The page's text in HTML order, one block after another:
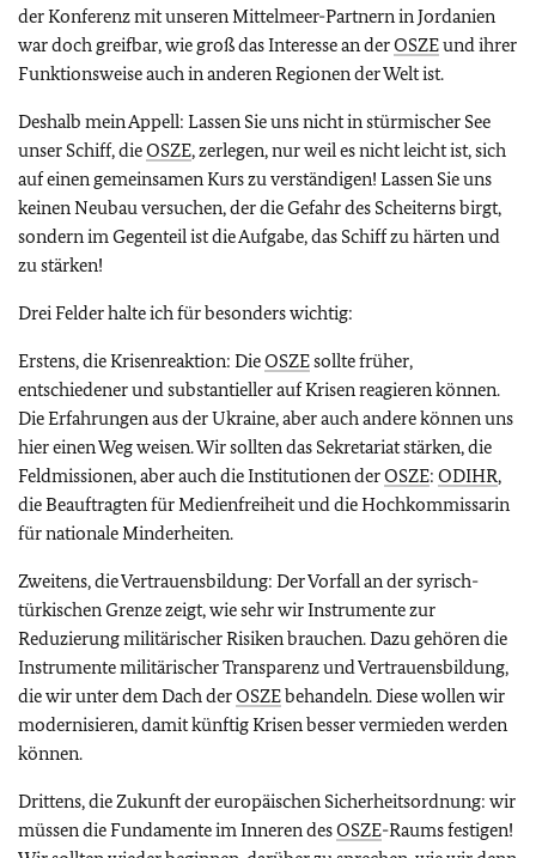
der Konferenz mit unseren Mittelmeer-Partnern in Jordanien
war doch greifbar, wie groß das Interesse an derOSZEund ihrer
Funktionsweise auch in anderen Regionen der Welt ist.
Deshalb mein Appell: Lassen Sie uns nicht in stürmischer See
unser Schiff, dieOSZE, zerlegen, nur weil es nicht leicht ist, sich
auf einen gemeinsamen Kurs zu verständigen! Lassen Sie uns
keinen Neubau versuchen, der die Gefahr des Scheiterns birgt,
sondern im Gegenteil ist die Aufgabe, das Schiff zu härten und
zu stärken!
Drei Felder halte ich für besonders wichtig:
Erstens, die Krisenreaktion: DieOSZEsollte früher,
entschiedener und substantieller auf Krisen reagieren können.
Die Erfahrungen aus der Ukraine, aber auch andere können uns
hier einen Weg weisen. Wir sollten das Sekretariat stärken, die
Feldmissionen, aber auch die Institutionen derOSZE: ODIHR,
die Beauftragten für Medienfreiheit und die Hochkommissarin
für nationale Minderheiten.
Zweitens, die Vertrauensbildung: Der Vorfall an der syrisch-
türkischen Grenze zeigt, wie sehr wir Instrumente zur
Reduzierung militärischer Risiken brauchen. Dazu gehören die
Instrumente militärischer Transparenz und Vertrauensbildung,
die wir unter dem Dach derOSZEbehandeln. Diese wollen wir
modernisieren, damit künftig Krisen besser vermieden werden
können.
Drittens, die Zukunft der europäischen Sicherheitsordnung: wir
müssen die Fundamente im Inneren desOSZE-Raums festigen!